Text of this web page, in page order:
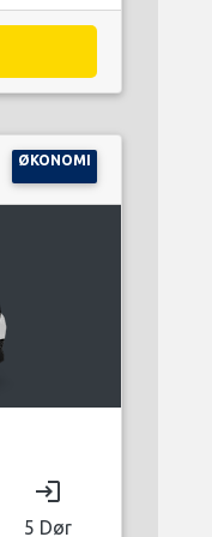
ØKONOMI
login
5 Dør